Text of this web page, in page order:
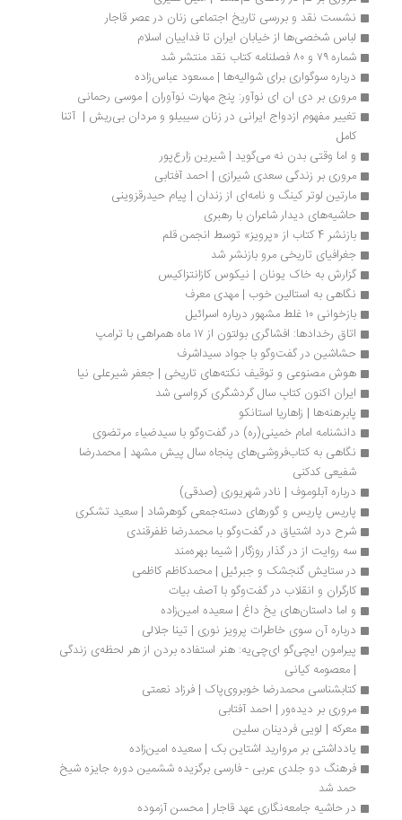
نشست نقد و بررسی تاریخ اجتماعی زنان در عصر قاجار
لباس شخصی‌ها از خیابان ایران تا فداییان اسلام
شماره ۷۹ و ۸۰ فصلنامه کتاب نقد منتشر شد
درباره سوگواری برای شوالیه‌ها | مسعود عباس‌زاده
مروری بر دی ان ای نوآور: پنج مهارت نوآوران | موسی رحمانی
تغییر مفهوم ازدواج ایرانی در زنان سیبیلو و مردان بی‌ریش |  آتنا
و اما وقتی بدن نه می‌گوید | ‌شیرین زارع‌پور
مروری بر زندگی سعدی شیرازی | احمد آفتابی
مارتین لوتر کینگ و نامه‌ای از زندان | پیام حیدرقزوینی
حاشیه‌های دیدار شاعران با رهبری
بازنشر 4 کتاب از «پرویز» توسط انجمن قلم
جغرافیای تاریخی مرو بازنشر شد
گزارش به خاک یونان | نیکوس کازانتزاکیس
نگاهی به استالین خوب | مهدی معرف
بازخوانی ۱۰ غلط مشهور درباره اسرائیل
اتاق رخدادها: افشاگری بولتون از ۱۷ ماه همراهی با ترامپ
حشاشین در گفت‌وگو با جواد سیداشرف
هوش مصنوعی و توقیف نکته‌های تاریخی | جعفر شیرعلی نیا
ایران اکنون کتابِ سال گردشگری کرواسی شد
پابرهنه‌ها | زاهاریا استانکو
دانشنامه امام خمینی(ره) در گفت‌وگو با سیدضیاء مرتضوی
نگاهی به کتاب‌فروشی‌های پنجاه سال پیش مشهد | محمدرضا
شفیعی کدکنی
درباره آبلوموف | نادر شهریوری (صدقی)
پاریس پاریس و گورهای دسته‌جمعی گوهرشاد | سعید تشکری
شرح درد اشتیاق در گفت‌وگو با محمدرضا ظفرقندی
سه روایت از در گذار روزگار | شيما بهره‌مند
در ستایش گنجشک و جبرئیل | محمدکاظم کاظمی
کارگران و انقلاب در گفت‌وگو با آصف بیات
و اما داستان‌های یخ داغ | سعیده امین‌زاده
درباره آن سوی خاطرات پرویز نوری | تینا جلالی
پیرامون ایچی‌گو ای‌چی‌یه: هنر استفاده‌‌ بردن از هر لحظه‌ی زندگی
| معصومه کیانی
کتابشناسی محمدرضا خوبروی‌‏پاک | فرزاد نعمتی
مروری بر دیده‌ور | احمد آفتابی
معرکه | لویی فردینان سلین
یادداشتی بر مروارید اشتاین بک | سعیده امین‌زاده
فرهنگ دو جلدی عربی - فارسی برگزیده ششمین دوره جایزه شیخ
حمد شد
در حاشیه جامعه‌نگاری عهد قاجار | محسن آزموده